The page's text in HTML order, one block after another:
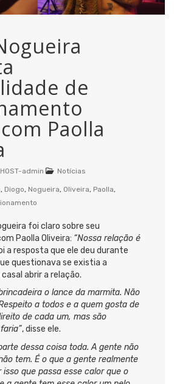
de
Paolla
admin Notícias
, Diogo, Nogueira, Oliveira, Paolla,
foi claro sobre seu
Paolla Oliveira: “Nossa relação é
a resposta que ele deu durante
questionava se existia a
abrir a relação.
o lance da marmita. Não
a todos e a quem gosta de
de cada um, mas são
, disse ele.
dessa coisa toda. A gente não
tem. É o que a gente realmente
isso que passa esse calor que o